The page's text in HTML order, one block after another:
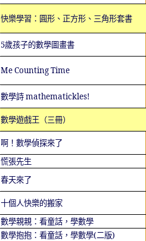
快樂學習：圓形、正方形、三角形套書
5歲孩子的數學圖畫書
Me Counting Time
數學詩mathematickles!
數學遊戲王（三冊）
啊！數學偵探來了
慌張先生
春天來了
十個人快樂的搬家
數學親親：看童話，學數學
數學抱抱：看童話，學數學(二版)